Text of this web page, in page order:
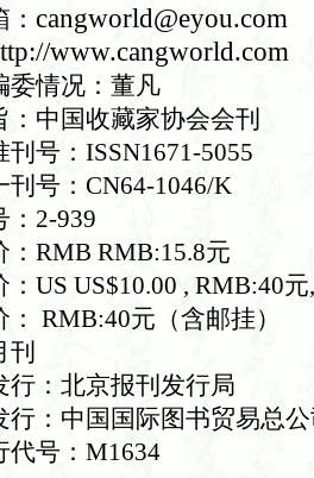
：cangworld@eyou.com
www.cangworld.com
委情况：董凡
：中国收藏家协会会刊
刊号：ISSN1671-5055
刊号：CN64-1046/K
：2-939
：RMB RMB:15.8元
：US US$10.00 , RMB:40
： RMB:40元（含邮挂）
刊
行：北京报刊发行局
行：中国国际图书贸易总
代号：M1634